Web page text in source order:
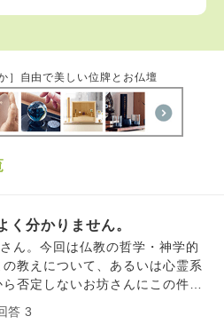
］自由で美しい位牌とお仏壇
く分かりません。
ん。今回は仏教の哲学・神学的
教えについて、あるいは心霊系
否定しないお坊さんにこの件を
る主犯格のガールフレンドが事
答 3